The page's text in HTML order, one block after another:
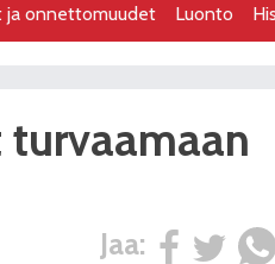
ja onnettomuudet Luonto
turvaamaan
Jaa: